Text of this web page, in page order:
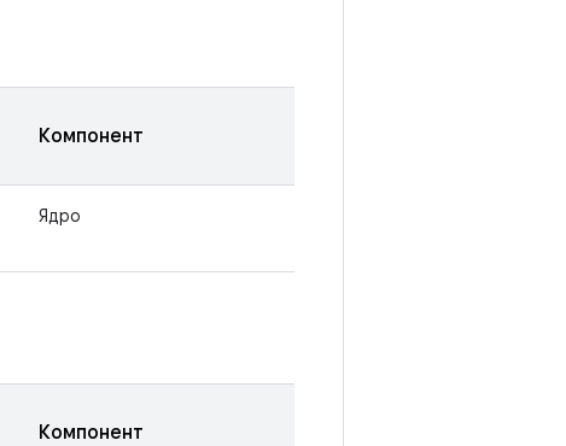
Компонент
Ядро
Компонент